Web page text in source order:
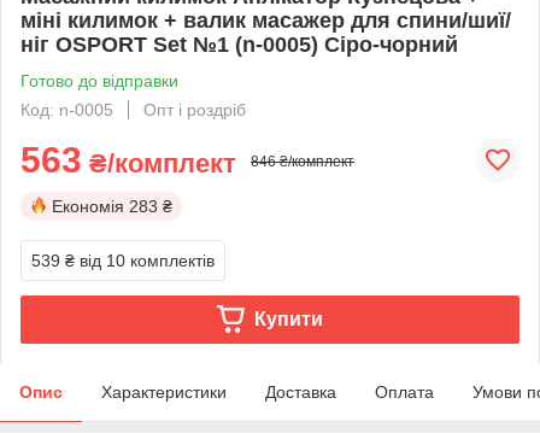
міні килимок + валик масажер для спини/шиї/
ніг OSPORT Set №1 (n-0005) Сіро-чорний
Готово до відправки
Код: n-0005
Опт і роздріб
563 ₴/комплект 846 ₴/комплект
Економія 283 ₴
539 ₴ від 10 комплектів
Купити
Опис Характеристики Доставка Оплата Умови